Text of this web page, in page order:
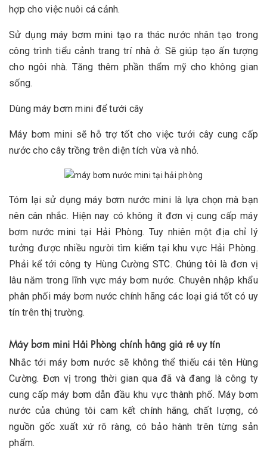
hợp cho việc nuôi cá cảnh.
Sử dụng máy bơm mini tạo ra thác nước nhân tạo trong
công trình tiểu cảnh trang trí nhà ở. Sẽ giúp tạo ấn tượng
cho ngôi nhà. Tăng thêm phần thẩm mỹ cho không gian
sống.
Dùng máy bơm mini để tưới cây
Máy bơm mini sẽ hỗ trợ tốt cho việc tưới cây cung cấp
nước cho cây trồng trên diện tích vừa và nhỏ.
Tóm lại sử dụng máy bơm nước mini là lựa chọn mà bạn
nên cân nhắc. Hiện nay có không ít đơn vị cung cấp máy
bơm nước mini tại Hải Phòng. Tuy nhiên một địa chỉ lý
tưởng được nhiều người tìm kiếm tại khu vực Hải Phòng.
Phải kể tới công ty Hùng Cường STC. Chúng tôi là đơn vị
lâu năm trong lĩnh vực máy bơm nước. Chuyên nhập khẩu
phân phối máy bơm nước chính hãng các loại giá tốt có uy
tín trên thị trường.
Máy bơm mini Hải Phòng chính hãng giá rẻ uy tín
Nhắc tới máy bơm nước sẽ không thể thiếu cái tên Hùng
Cường. Đơn vị trong thời gian qua đã và đang là công ty
cung cấp máy bơm dẫn đầu khu vực thành phố. Máy bơm
nước của chúng tôi cam kết chính hãng, chất lượng, có
nguồn gốc xuất xứ rõ ràng, có bảo hành trên từng sản
phẩm.